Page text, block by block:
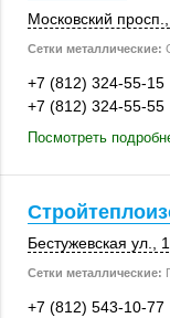
Московский просп.
Сетки металлические:
+7 (812) 324-55-15
+7 (812) 324-55-55
Посмотреть
Бестужевская ул.,
Сетки металлические:
+7 (812) 543-10-77